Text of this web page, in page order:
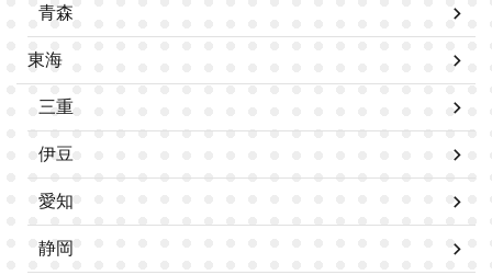
青森
東海
三重
伊豆
愛知
静岡